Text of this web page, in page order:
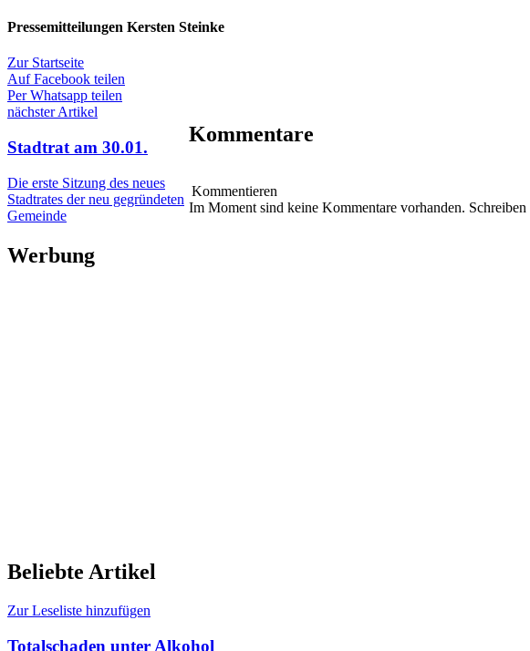
Pressemitteilungen Kersten Steinke
Zur Startseite
Auf Facebook teilen
Per Whatsapp teilen
nächster Artikel
Stadtrat am 30.01.
Die erste Sitzung des neues
Stadtrates der neu gegründeten
Gemeinde
Kommentare
Kommentieren
Im Moment sind keine Kommentare vorhanden. Schreiben
Werbung
Beliebte Artikel
Zur Leseliste hinzufügen
Totalschaden unter Alkohol